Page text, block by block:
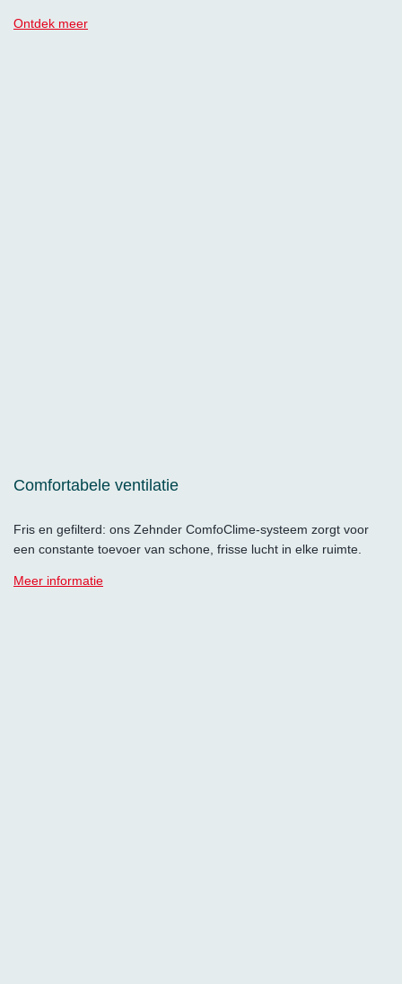
Ontdek meer
Comfortabele ventilatie
Fris en gefilterd: ons Zehnder ComfoClime-systeem zorgt voor
een constante toevoer van schone, frisse lucht in elke ruimte.
Meer informatie